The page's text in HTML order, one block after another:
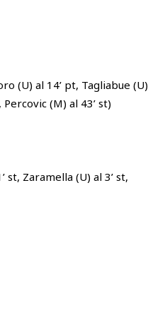
(U) al 14’ pt, Tagliabue (U)
(M) al 43’ st)
st, Zaramella (U) al 3’ st,